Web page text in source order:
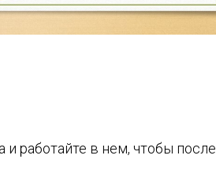
работайте в нем, чтобы после